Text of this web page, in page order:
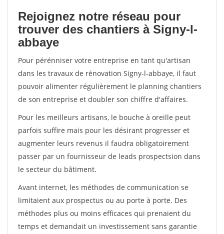
Rejoignez notre réseau pour
trouver des chantiers à Signy-l-
abbaye
Pour pérénniser votre entreprise en tant qu'artisan
dans les travaux de rénovation Signy-l-abbaye, il faut
pouvoir alimenter régulièrement le planning chantiers
de son entreprise et doubler son chiffre d'affaires.
Pour les meilleurs artisans, le bouche à oreille peut
parfois suffire mais pour les désirant progresser et
augmenter leurs revenus il faudra obligatoirement
passer par un fournisseur de leads prospectsion dans
le secteur du bâtiment.
Avant internet, les méthodes de communication se
limitaient aux prospectus ou au porte à porte. Des
méthodes plus ou moins efficaces qui prenaient du
temps et demandait un investissement sans garantie